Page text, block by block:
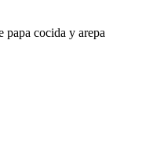
papa cocida y arepa